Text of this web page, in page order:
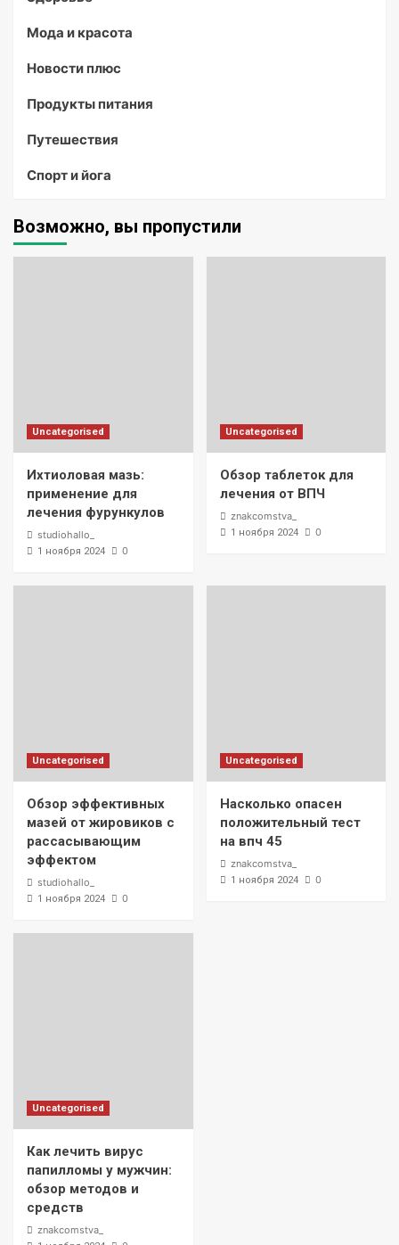
Мода и красота
Новости плюс
Продукты питания
Путешествия
Спорт и йога
Возможно, вы пропустили
Uncategorised
Ихтиоловая мазь:
применение для
лечения фурункулов
studiohallo_
1 ноября 2024 0
Uncategorised
Обзор таблеток для
лечения от ВПЧ
znakcomstva_
1 ноября 2024 0
Uncategorised
Обзор эффективных
мазей от жировиков с
рассасывающим
эффектом
studiohallo_
1 ноября 2024 0
Uncategorised
Насколько опасен
положительный тест
на впч 45
znakcomstva_
1 ноября 2024 0
Uncategorised
Как лечить вирус
папилломы у мужчин:
обзор методов и
средств
znakcomstva_